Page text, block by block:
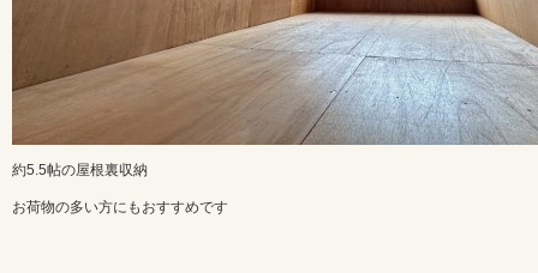
約5.5帖の屋根裏収納
お荷物の多い方にもおすすめです